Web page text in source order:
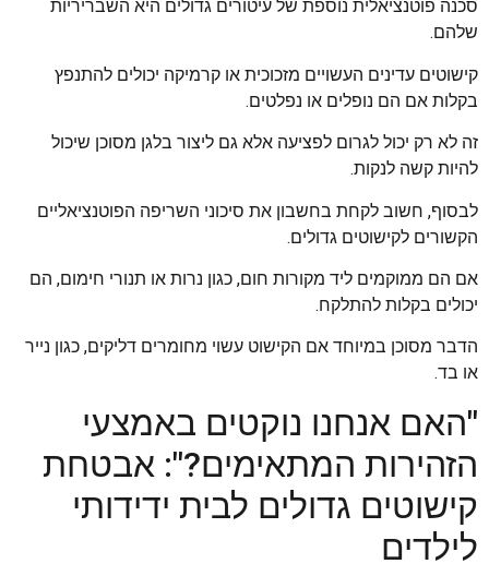
סכנה פוטנציאלית נוספת של עיטורים גדולים היא השבריריות
שלהם.
קישוטים עדינים העשויים מזכוכית או קרמיקה יכולים להתנפץ
בקלות אם הם נופלים או נפלטים.
זה לא רק יכול לגרום לפציעה אלא גם ליצור בלגן מסוכן שיכול
להיות קשה לנקות.
לבסוף, חשוב לקחת בחשבון את סיכוני השריפה הפוטנציאליים
הקשורים לקישוטים גדולים.
אם הם ממוקמים ליד מקורות חום, כגון נרות או תנורי חימום, הם
יכולים בקלות להתלקח.
הדבר מסוכן במיוחד אם הקישוט עשוי מחומרים דליקים, כגון נייר
או בד.
"האם אנחנו נוקטים באמצעי
הזהירות המתאימים?": אבטחת
קישוטים גדולים לבית ידידותי
לילדים